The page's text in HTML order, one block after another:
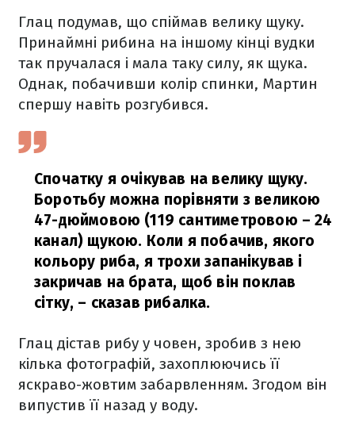
Глац подумав, що спіймав велику щуку.
Принаймні рибина на іншому кінці вудки
так пручалася і мала таку силу, як щука.
Однак, побачивши колір спинки, Мартин
спершу навіть розгубився.
Спочатку я очікував на велику щуку.
Боротьбу можна порівняти з великою
47-дюймовою (119 сантиметровою – 24
канал) щукою. Коли я побачив, якого
кольору риба, я трохи запанікував і
закричав на брата, щоб він поклав
сітку, – сказав рибалка.
Глац дістав рибу у човен, зробив з нею
кілька фотографій, захоплюючись її
яскраво-жовтим забарвленням. Згодом він
випустив її назад у воду.